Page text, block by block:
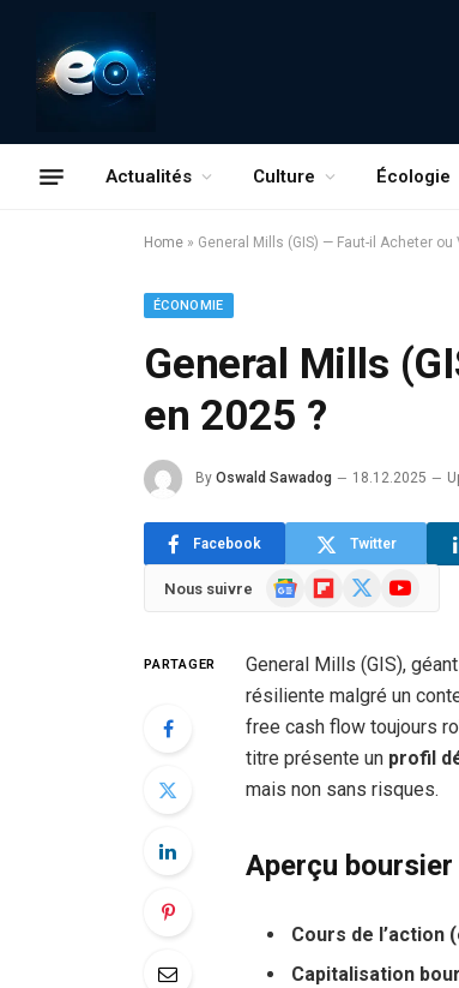
Actualités Culture Écologie
Home » General Mills (GIS) — Faut-il Acheter ou
ÉCONOMIE
General Mills
en 2025 ?
By Oswald Sawadog 18.12.2025
Facebook Twitter
Nous suivre
GoogleFlipboard YouTube
PARTAGER
General Mills (GIS),
résiliente malgré un
free cash flow toujours
titre présente un profil
mais non sans risques.
Aperçu
Cours de l’action
Capitalisation